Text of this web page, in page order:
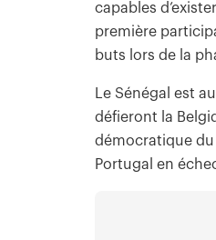
capables
première
buts lors de la
Le Sénégal est
défieront la
démocratique
Portugal en